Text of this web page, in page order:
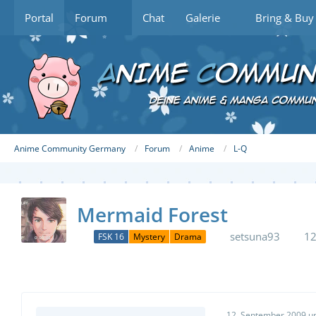
Portal Forum Chat Galerie Bring & Buy
Anime Community Germany Forum Anime L-Q
Mermaid Forest
FSK 16 Mystery Drama setsuna93